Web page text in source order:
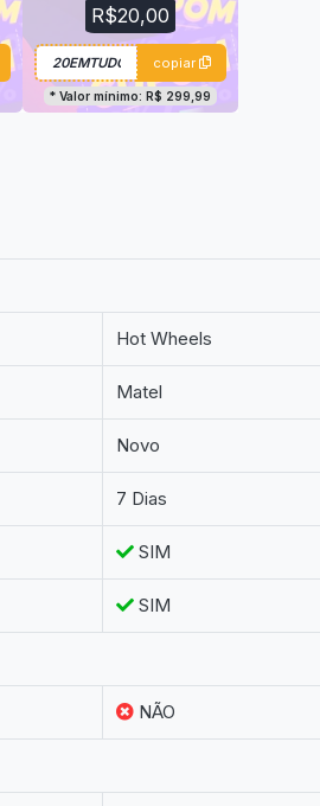
R$20,00
copiar
* Valor mínimo: R$ 299,99
Hot Wheels
Matel
Novo
7 Dias
SIM
SIM
NÃO